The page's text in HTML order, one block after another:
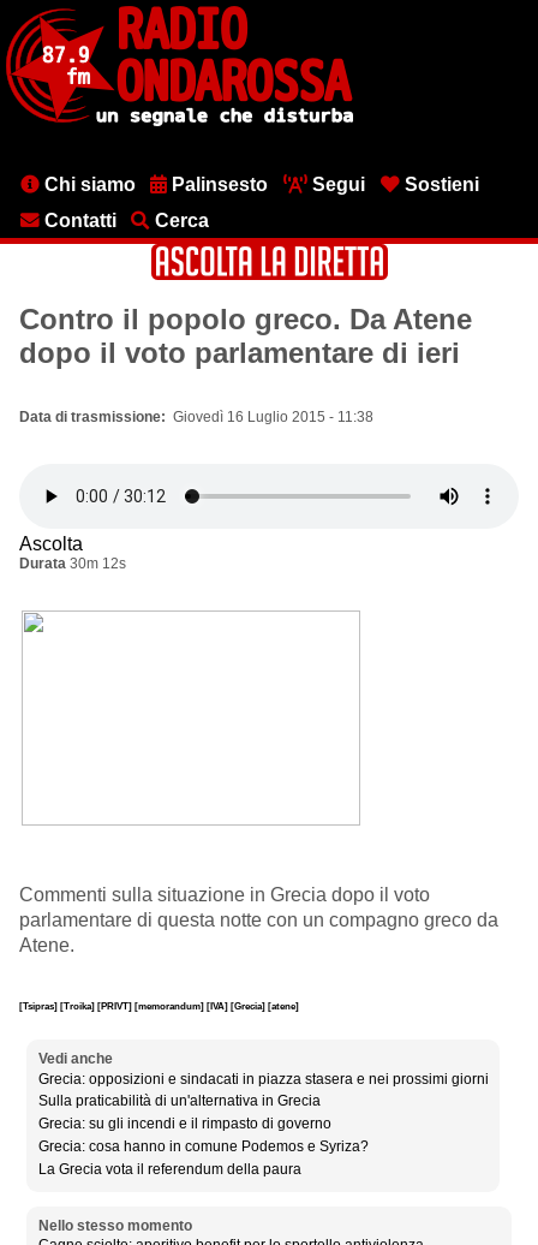
contenuto
principale
MenuChi siamo Palinsesto Segui
Sostieni
Contatti
Cerca
Contro il popolo greco. Da Atene
dopo il voto parlamentare di ieri
Data di trasmissione Giovedì 16 Luglio 2015 - 11:38
Ascolta
Durata 30m 12s
Commenti sulla situazione in Grecia dopo il voto
parlamentare di questa notte con un compagno greco da
Atene.
[Tsipras] [Troika] [PRIVT] [memorandum] [IVA] [Grecia] [atene]
Vedi anche
Grecia: opposizioni e sindacati in piazza stasera e nei prossimi giorni
Sulla praticabilità di un'alternativa in Grecia
Grecia: su gli incendi e il rimpasto di governo
Grecia: cosa hanno in comune Podemos e Syriza?
La Grecia vota il referendum della paura
Nello stesso momento